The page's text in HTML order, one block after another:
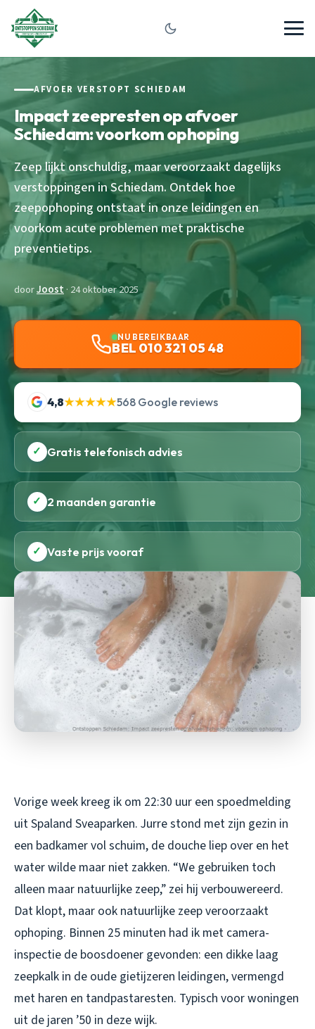
AFVOER VERSTOPT SCHIEDAM
Impact zeepresten op afvoer
Schiedam: voorkom ophoping
Zeep lijkt onschuldig, maar veroorzaakt dagelijks
verstoppingen in Schiedam. Ontdek hoe
zeepophoping ontstaat in onze leidingen en
voorkom acute problemen met praktische
preventietips.
doorJoost · 24 oktober 2025
NU BEREIKBAAR
BEL 010 321 05 48
4,8★★★★★568 Google reviews
✓ Gratis telefonisch advies
✓ 2 maanden garantie
✓ Vaste prijs vooraf
Vorige week kreeg ik om 22:30 uur een spoedmelding
uit Spaland Sveaparken. Jurre stond met zijn gezin in
een badkamer vol schuim, de douche liep over en het
water wilde maar niet zakken. “We gebruiken toch
alleen maar natuurlijke zeep,” zei hij verbouwereerd.
Dat klopt, maar ook natuurlijke zeep veroorzaakt
ophoping. Binnen 25 minuten had ik met camera-
inspectie de boosdoener gevonden: een dikke laag
zeepkalk in de oude gietijzeren leidingen, vermengd
met haren en tandpastaresten. Typisch voor woningen
uit de jaren ’50 in deze wijk.